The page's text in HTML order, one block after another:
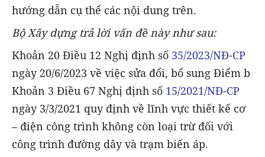
hướng dẫn cụ thể các nội dung trên.
Bộ Xây dựng trả lời vấn đề này như sau:
Khoản 20 Điều 12 Nghị định số 35/2023/NĐ-CP
ngày 20/6/2023 về việc sửa đổi, bổ sung Điểm b
Khoản 3 Điều 67 Nghị định số 15/2021/NĐ-CP
ngày 3/3/2021 quy định về lĩnh vực thiết kế cơ
– điện công trình không còn loại trừ đối với
công trình đường dây và trạm biến áp.